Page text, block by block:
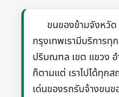
ขนของข้ามจังหวัด
กรุงเทพเรามีบริการทุ
ปริมณฑล เขต แขวง อ
ก็ตามแต่ เราไปได้ทุก
เด่นของรถรับจ้างขนข